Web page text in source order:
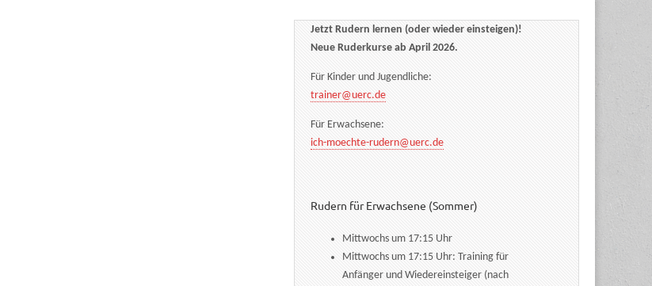
Jetzt Rudern lernen (oder wieder einsteigen)!
Neue Ruderkurse ab April 2026.
Für Kinder und Jugendliche:
trainer@uerc.de
Für Erwachsene:
ich-moechte-rudern@uerc.de
Rudern für Erwachsene (Sommer)
Mittwochs um 17:15 Uhr
Mittwochs um 17:15 Uhr: Training für
Anfänger und Wiedereinsteiger (nach